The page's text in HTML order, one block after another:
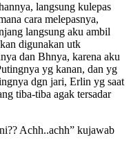
langsung kulepas
cara melepasnya,
langsung aku ambil
digunakan utk
dan Bhnya, karena aku
yg kanan, dan yg
dgn jari, Erlin yg saat
tiba-tiba agak tersadar
Achh..achh” kujawab